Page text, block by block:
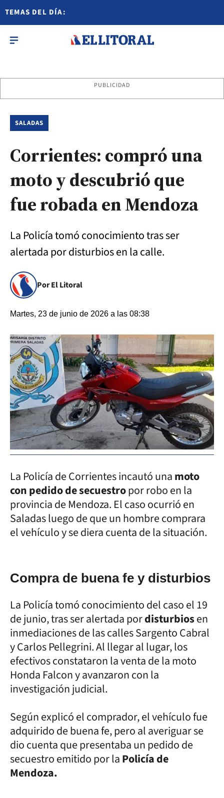
TEMAS DEL DÍA:
PUBLICIDAD
SALADAS
Corrientes: compró una
moto y descubrió que
fue robada en Mendoza
La Policía tomó conocimiento tras ser
alertada por disturbios en la calle.
Por El Litoral
Martes, 23 de junio de 2026 a las 08:38
La Policía de Corrientes incautó unamoto
con pedido de secuestropor robo en la
provincia de Mendoza. El caso ocurrió en
Saladas luego de que un hombre comprara
el vehículo y se diera cuenta de la situación.
Compra de buena fe y disturbios
La Policía tomó conocimiento del caso el 19
de junio, tras ser alertada pordisturbiosen
inmediaciones de las calles Sargento Cabral
y Carlos Pellegrini. Al llegar al lugar, los
efectivos constataron la venta de la moto
Honda Falcon y avanzaron con la
investigación judicial.
Según explicó el comprador, el vehículo fue
adquirido de buena fe, pero al averiguar se
dio cuenta que presentaba un pedido de
secuestro emitido por laPolicía de
Mendoza.